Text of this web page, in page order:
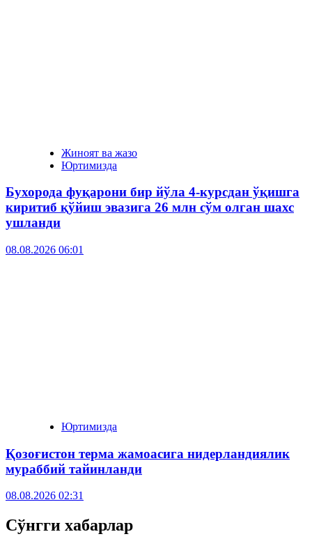
Жиноят ва жазо
Юртимизда
Бухорода фуқарони бир йўла 4-курсдан ўқишга
киритиб қўйиш эвазига 26 млн сўм олган шахс
ушланди
08.08.2026 06:01
Юртимизда
Қозоғистон терма жамоасига нидерландиялик
мураббий тайинланди
08.08.2026 02:31
Сўнгги хабарлар